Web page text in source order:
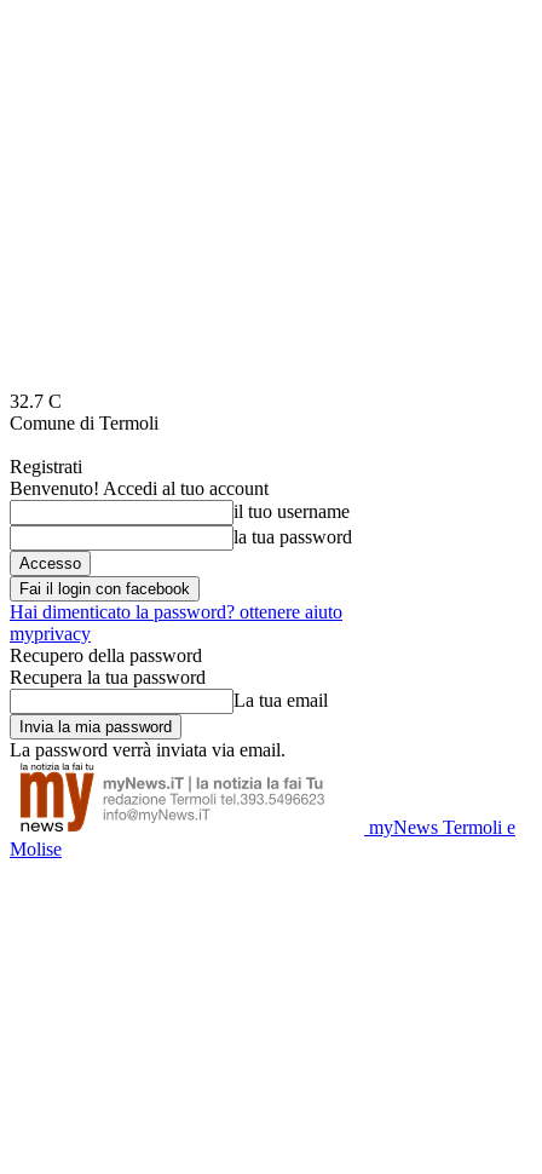
32.7 C
Comune di Termoli
Registrati
Benvenuto! Accedi al tuo account
il tuo username
la tua password
Fai il login con facebook
Hai dimenticato la password? ottenere aiuto
myprivacy
Recupero della password
Recupera la tua password
La tua email
La password verrà inviata via email.
myNews Termoli e
Molise